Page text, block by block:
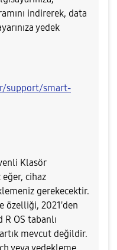
indirerek, data
yedek
support/smart-
Klasör
eğer, cihaz
gerekecektir.
özelliği, 2021'den
OS tabanlı
mevcut değildir.